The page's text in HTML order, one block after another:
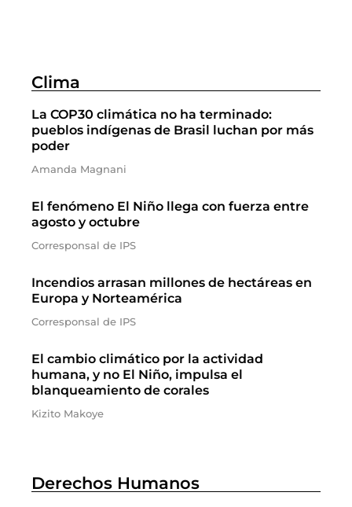
Clima
La COP30 climática no ha terminado:
pueblos indígenas de Brasil luchan por más
poder
Amanda Magnani
El fenómeno El Niño llega con fuerza entre
agosto y octubre
Corresponsal de IPS
Incendios arrasan millones de hectáreas en
Europa y Norteamérica
Corresponsal de IPS
El cambio climático por la actividad
humana, y no El Niño, impulsa el
blanqueamiento de corales
Kizito Makoye
Derechos Humanos